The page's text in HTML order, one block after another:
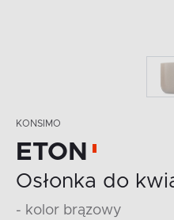
KONSIMO
ETON
Osłonka do
- kolor brązowy